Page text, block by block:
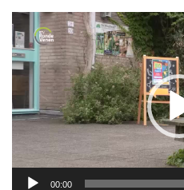
Videospeler
00:00